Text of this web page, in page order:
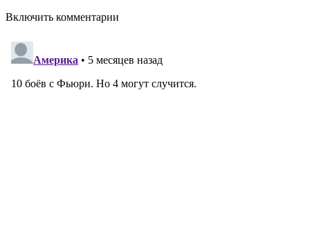
Включить комментарии